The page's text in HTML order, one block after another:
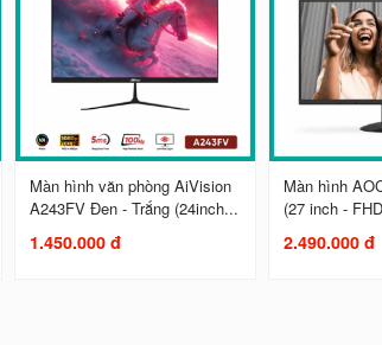
Màn hình văn phòng AiVision
A243FV Đen - Trắng (24inch...
1.450.000 đ
Màn hình
(27 inch -
2.490.000 đ